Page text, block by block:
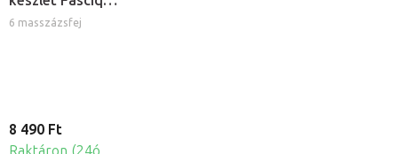
Mini
6 masszázsfej
8 490 Ft